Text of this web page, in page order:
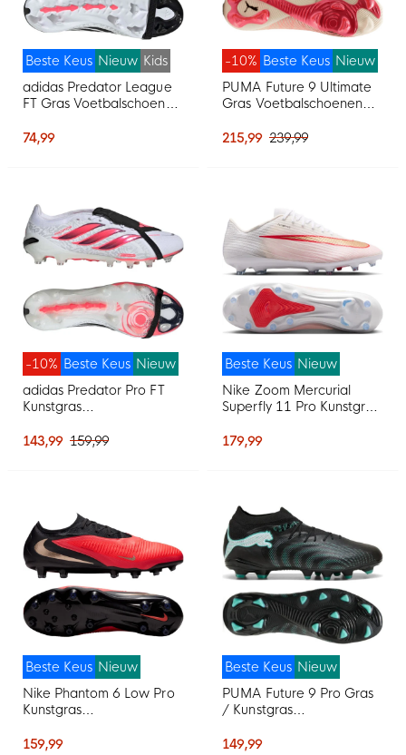
Beste Keus Nieuw Kids
adidas Predator League
FT Gras Voetbalschoenen
74,99
Beste Keus
-10%
Nieuw
PUMA Future 9 Ultimate
Gras Voetbalschoenen
Roze
215,99 239,99
Beste Keus
-10%
Nieuw
adidas Predator Pro FT
Kunstgras
Wit Zwart Roze
143,99 159,99
Beste Keus Nieuw
Nike Zoom Mercurial
Superfly 11 Pro Kunstgras
Wit Felrood Goud
179,99
Beste Keus Nieuw
Nike Phantom 6 Low Pro
Kunstgras
Zwart Felrood Goud
159,99
Beste Keus Nieuw
PUMA Future 9 Pro Gras
/ Kunstgras
Zwart Intense Mint Wit
149,99